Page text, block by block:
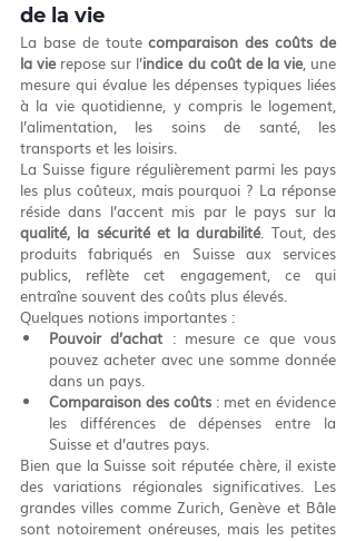
de la vie
La base de toute comparaison des coûts de
la vie repose sur l’indice du coût de la vie, une
mesure qui évalue les dépenses typiques liées
à la vie quotidienne, y compris le logement,
l’alimentation, les soins de santé, les
transports et les loisirs.
La Suisse figure régulièrement parmi les pays
les plus coûteux, mais pourquoi ? La réponse
qualité, la sécurité et la durabilité. Tout, des
produits fabriqués en Suisse aux services
publics, reflète cet engagement, ce qui
entraîne souvent des coûts plus élevés.
Quelques notions importantes :
Pouvoir d’achat : mesure ce que vous
pouvez acheter avec une somme donnée
dans un pays.
Comparaison des coûts : met en évidence
les différences de dépenses entre la
Suisse et d’autres pays.
Bien que la Suisse soit réputée chère, il existe
des variations régionales significatives. Les
grandes villes comme Zurich, Genève et Bâle
sont notoirement onéreuses, mais les petites